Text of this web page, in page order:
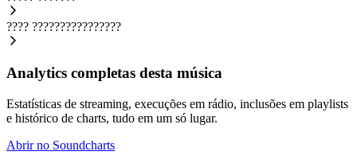
???? ????????????????
Analytics completas desta música
Estatísticas de streaming, execuções em rádio, inclusões em playlists
e histórico de charts, tudo em um só lugar.
Abrir no Soundcharts